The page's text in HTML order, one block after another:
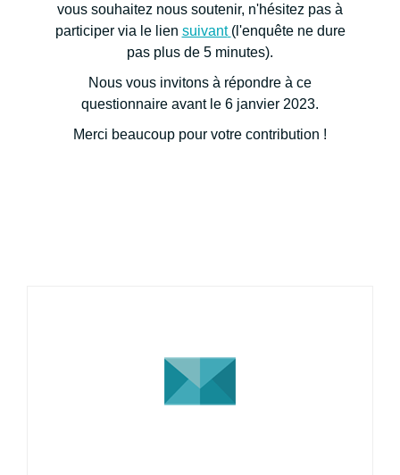
vous souhaitez nous soutenir, n'hésitez pas à
participer via le lien suivant (l'enquête ne dure
pas plus de 5 minutes).
Nous vous invitons à répondre à ce
questionnaire avant le 6 janvier 2023.
Merci beaucoup pour votre contribution !